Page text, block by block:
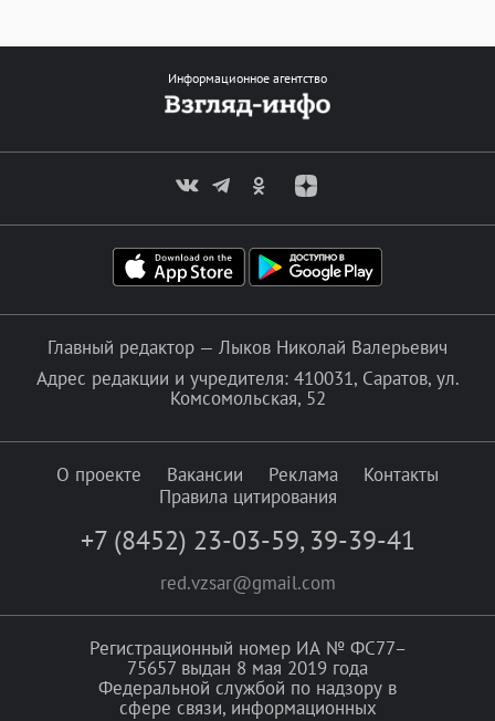
Информационное агентство
Главный редактор — Лыков Николай Валерьевич
Адрес редакции и учредителя: 410031, Саратов, ул.
Комсомольская, 52
О проекте Вакансии Реклама
Контакты
Правила цитирования
+7 (8452) 23-03-59, 39-39-41
red.vzsar@gmail.com
Регистрационный номер ИА № ФС77–
75657 выдан 8 мая 2019 года
Федеральной службой по надзору в
сфере связи, информационных